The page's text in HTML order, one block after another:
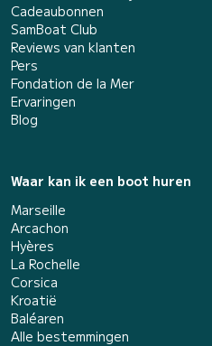
Cadeaubonnen
SamBoat Club
Reviews van klanten
Pers
Fondation de la Mer
Ervaringen
Blog
Waar kan ik een boot huren
Marseille
Arcachon
Hyères
La Rochelle
Corsica
Kroatië
Baléaren
Alle bestemmingen